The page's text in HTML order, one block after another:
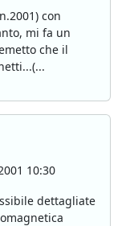
con
mi fa un
che il
10:30
dettagliate